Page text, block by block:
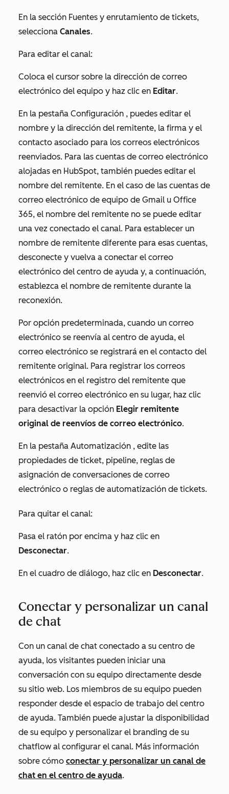
En la sección Fuentes y enrutamiento de tickets,
selecciona Canales.
Para editar el canal:
Coloca el cursor sobre la dirección de correo
electrónico del equipo y haz clic en Editar.
En la pestaña Configuración , puedes editar el
nombre y la dirección del remitente, la firma y el
contacto asociado para los correos electrónicos
reenviados. Para las cuentas de correo electrónico
alojadas en HubSpot, también puedes editar el
nombre del remitente. En el caso de las cuentas de
correo electrónico de equipo de Gmail u Office
365, el nombre del remitente no se puede editar
una vez conectado el canal. Para establecer un
nombre de remitente diferente para esas cuentas,
desconecte y vuelva a conectar el correo
electrónico del centro de ayuda y, a continuación,
establezca el nombre de remitente durante la
reconexión.
Por opción predeterminada, cuando un correo
electrónico se reenvía al centro de ayuda, el
correo electrónico se registrará en el contacto del
remitente original. Para registrar los correos
electrónicos en el registro del remitente que
reenvió el correo electrónico en su lugar, haz clic
para desactivar la opción Elegir remitente
original de reenvíos de correo electrónico.
En la pestaña Automatización , edite las
propiedades de ticket, pipeline, reglas de
asignación de conversaciones de correo
electrónico o reglas de automatización de tickets.
Para quitar el canal:
Pasa el ratón por encima y haz clic en
Desconectar.
En el cuadro de diálogo, haz clic en Desconectar.
Conectar y personalizar un canal
de chat
Con un canal de chat conectado a su centro de
ayuda, los visitantes pueden iniciar una
conversación con su equipo directamente desde
su sitio web. Los miembros de su equipo pueden
responder desde el espacio de trabajo del centro
de ayuda. También puede ajustar la disponibilidad
de su equipo y personalizar el branding de su
chatflow al configurar el canal. Más información
sobre cómo conectar y personalizar un canal de
chat en el centro de ayuda.